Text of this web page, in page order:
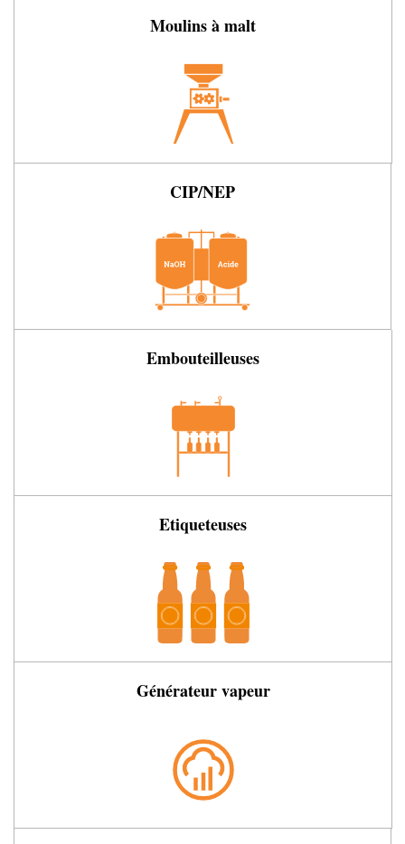
Moulins à malt
CIP/NEP
Embouteilleuses
Etiqueteuses
Générateur vapeur